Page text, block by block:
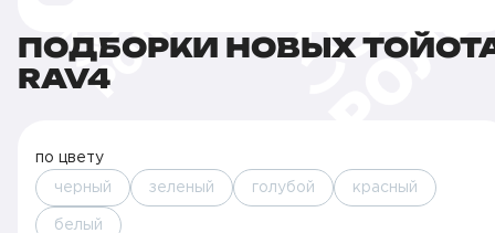
ПОДБОРКИ НОВЫХ
RAV4
по цвету
черный зеленый голубой красный
белый